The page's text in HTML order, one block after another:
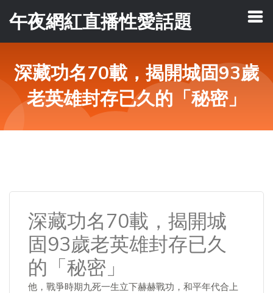
午夜網紅直播性愛話題
深藏功名70載，揭開城固93歲
老英雄封存已久的「秘密」
深藏功名70載，揭開城
固93歲老英雄封存已久
的「秘密」
他，戰爭時期九死一生立下赫赫戰功，和平年代合上